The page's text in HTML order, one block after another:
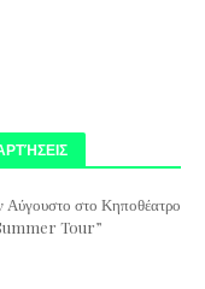
Αύγουστο στο Κηποθέατρο
Tour”